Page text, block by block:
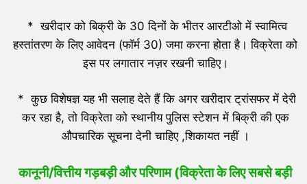
* खरीदार को बिक्री के 30 दिनों के भीतर आरटीओ में स्वामित्व
हस्तांतरण के लिए आवेदन (फॉर्म 30) जमा करना होता है। विक्रेता को
इस पर लगातार नज़र रखनी चाहिए।
* कुछ विशेषज्ञ यह भी सलाह देते हैं कि अगर खरीदार ट्रांसफर में देरी
कर रहा है, तो विक्रेता को स्थानीय पुलिस स्टेशन में बिक्री की एक
औपचारिक सूचना देनी चाहिए ,शिकायत नहीं ।
कानूनी/वित्तीय गड़बड़ी और परिणाम (विक्रेता के लिए सबसे बड़ी